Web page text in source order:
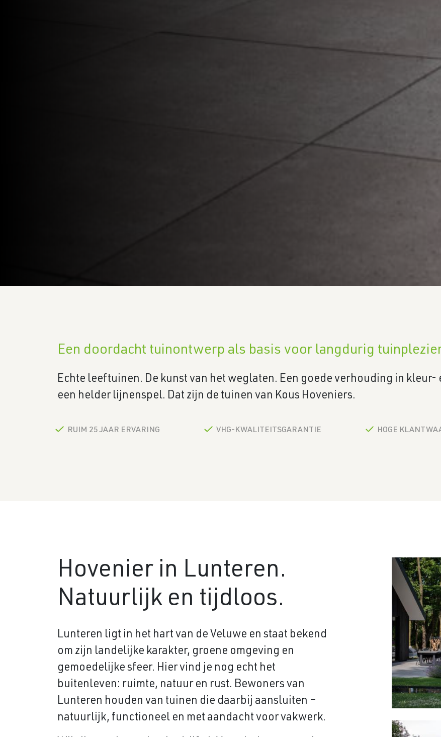
Een doordacht tuinontwerp als basis voor langdurig
Echte leeftuinen. De kunst van het weglaten. Een goede verhouding in
een helder lijnenspel. Dat zijn de tuinen van Kous Hoveniers.
RUIM 25 JAAR ERVARING VHG-KWALITEITSGARANTIE HOGE
Hovenier in Lunteren.
Natuurlijk en tijdloos.
Lunteren ligt in het hart van de Veluwe en staat bekend
om zijn landelijke karakter, groene omgeving en
gemoedelijke sfeer. Hier vind je nog echt het
buitenleven: ruimte, natuur en rust. Bewoners van
Lunteren houden van tuinen die daarbij aansluiten –
natuurlijk, functioneel en met aandacht voor vakwerk.